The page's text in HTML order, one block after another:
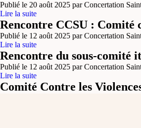
Publié le 20 août 2025 par Concertation
Lire la suite
Rencontre CCSU : Comité
Publié le 12 août 2025 par Concertation
Lire la suite
Rencontre du sous-comité
Publié le 12 août 2025 par Concertation
Lire la suite
Comité Contre les